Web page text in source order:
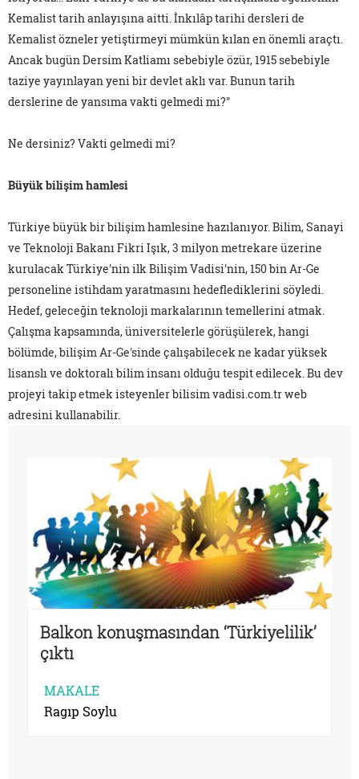
Kemalist tarih anlayışına aitti. İnkılâp tarihi dersleri de
Kemalist özneler yetiştirmeyi mümkün kılan en önemli araçtı.
Ancak bugün Dersim Katliamı sebebiyle özür, 1915 sebebiyle
taziye yayınlayan yeni bir devlet aklı var. Bunun tarih
derslerine de yansıma vakti gelmedi mi?"
Ne dersiniz? Vakti gelmedi mi?
Büyük bilişim hamlesi
Türkiye büyük bir bilişim hamlesine hazılanıyor. Bilim, Sanayi
ve Teknoloji Bakanı Fikri Işık, 3 milyon metrekare üzerine
kurulacak Türkiye'nin ilk Bilişim Vadisi'nin, 150 bin Ar-Ge
personeline istihdam yaratmasını hedeflediklerini söyledi.
Hedef, geleceğin teknoloji markalarının temellerini atmak.
Çalışma kapsamında, üniversitelerle görüşülerek, hangi
bölümde, bilişim Ar-Ge'sinde çalışabilecek ne kadar yüksek
lisanslı ve doktoralı bilim insanı olduğu tespit edilecek. Bu dev
projeyi takip etmek isteyenler bilisimvadisi.com.trweb
adresini kullanabilir.
Balkon konuşmasından ‘Türkiyelilik’
çıktı
MAKALE
Ragıp Soylu